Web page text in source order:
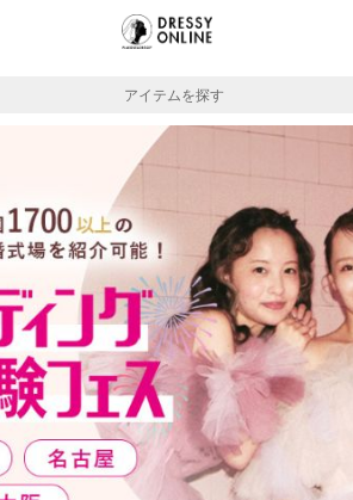
アイテムを探す